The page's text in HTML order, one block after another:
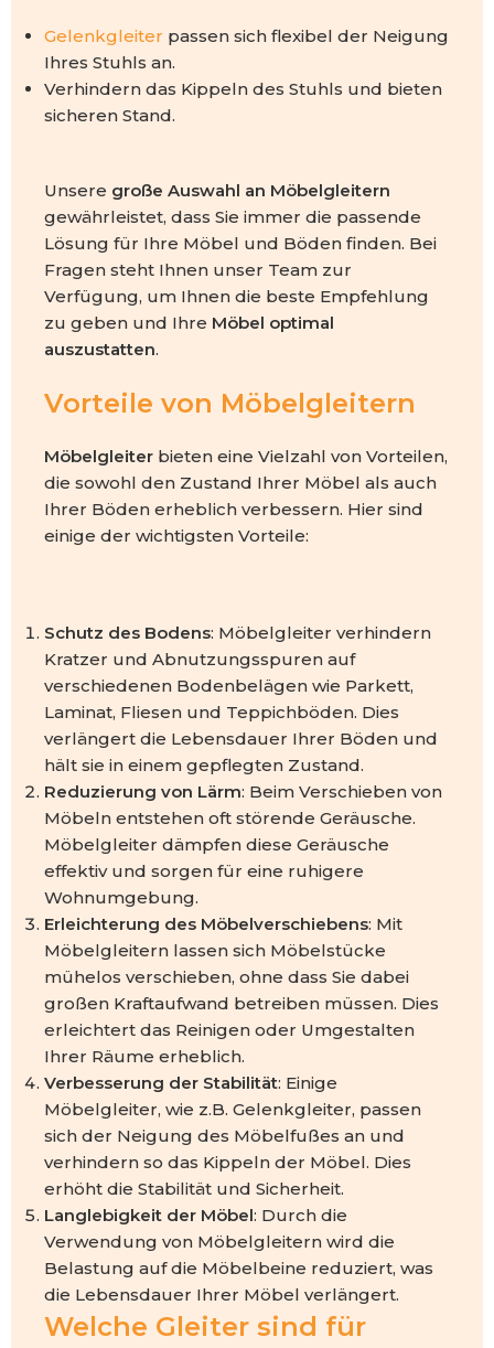
Gelenkgleiter passen sich flexibel der Neigung
Ihres Stuhls an.
Verhindern das Kippeln des Stuhls und bieten
sicheren Stand.
Unsere große Auswahl an Möbelgleitern
gewährleistet, dass Sie immer die passende
Lösung für Ihre Möbel und Böden finden. Bei
Fragen steht Ihnen unser Team zur
Verfügung, um Ihnen die beste Empfehlung
zu geben und Ihre Möbel optimal
auszustatten.
Vorteile von Möbelgleitern
Möbelgleiter bieten eine Vielzahl von Vorteilen,
die sowohl den Zustand Ihrer Möbel als auch
Ihrer Böden erheblich verbessern. Hier sind
einige der wichtigsten Vorteile:
Schutz des Bodens: Möbelgleiter verhindern
Kratzer und Abnutzungsspuren auf
verschiedenen Bodenbelägen wie Parkett,
Laminat, Fliesen und Teppichböden. Dies
verlängert die Lebensdauer Ihrer Böden und
hält sie in einem gepflegten Zustand.
Reduzierung von Lärm: Beim Verschieben von
Möbeln entstehen oft störende Geräusche.
Möbelgleiter dämpfen diese Geräusche
effektiv und sorgen für eine ruhigere
Wohnumgebung.
Erleichterung des Möbelverschiebens: Mit
Möbelgleitern lassen sich Möbelstücke
mühelos verschieben, ohne dass Sie dabei
großen Kraftaufwand betreiben müssen. Dies
erleichtert das Reinigen oder Umgestalten
Ihrer Räume erheblich.
Verbesserung der Stabilität: Einige
Möbelgleiter, wie z.B. Gelenkgleiter, passen
sich der Neigung des Möbelfußes an und
verhindern so das Kippeln der Möbel. Dies
erhöht die Stabilität und Sicherheit.
Langlebigkeit der Möbel: Durch die
Verwendung von Möbelgleitern wird die
Belastung auf die Möbelbeine reduziert, was
die Lebensdauer Ihrer Möbel verlängert.
Welche Gleiter sind für